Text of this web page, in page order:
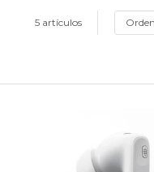
5 artículos